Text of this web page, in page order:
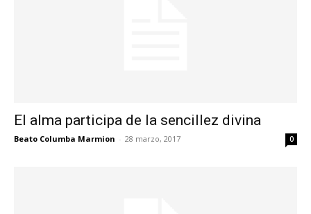
El alma participa de la sencillez divina
Beato Columba Marmion - 28 marzo, 2017 0